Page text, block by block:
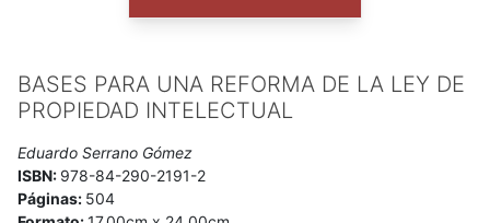
BASES PARA UNA REFORMA DE LA LEY DE
PROPIEDAD INTELECTUAL
Eduardo Serrano Gómez
ISBN: 978-84-290-2191-2
Páginas: 504